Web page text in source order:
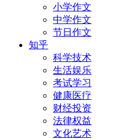
小学作文
中学作文
节日作文
知乎
科学技术
生活娱乐
考试学习
健康医疗
财经投资
法律权益
文化艺术